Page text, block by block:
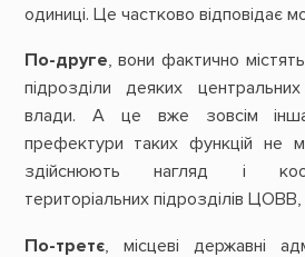
одиниці. Це частково відповідає
По-друге, вони фактично
підрозділи деяких
влади. А це вже зовсім
префектури таких функцій
здійснюють нагляд і
територіальних підрозділів
По-третє, місцеві державні